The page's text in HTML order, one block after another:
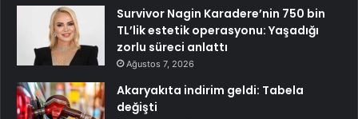
Survivor Nagin Karadere’nin 750 bin
TL’lik estetik operasyonu: Yaşadığı
zorlu süreci anlattı
Ağustos 7, 2026
Akaryakıta indirim geldi: Tabela
değişti